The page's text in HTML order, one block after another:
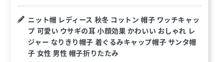
ニット帽 レディース 秋冬 コットン 帽子 ワッチキャッ
プ 可愛い ウサギの耳 小顔効果 かわいい おしゃれ レ
ジャー なりきり帽子 着ぐるみキャップ帽子 サンタ帽
子 女性 男性 帽子折りたたみ